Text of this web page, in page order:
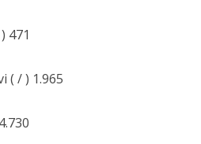
471
( / ) 1.965